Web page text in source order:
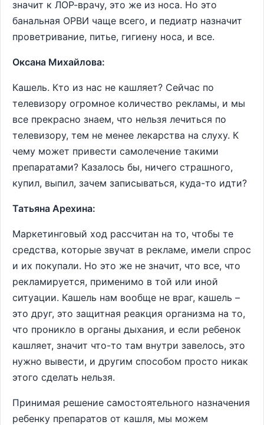
значит к ЛОР-врачу, это же из носа. Но это
банальная ОРВИ чаще всего, и педиатр назначит
проветривание, питье, гигиену носа, и все.
Оксана Михайлова:
Кашель. Кто из нас не кашляет? Сейчас по
телевизору огромное количество рекламы, и мы
все прекрасно знаем, что нельзя лечиться по
телевизору, тем не менее лекарства на слуху. К
чему может привести самолечение такими
препаратами? Казалось бы, ничего страшного,
купил, выпил, зачем записываться, куда-то идти?
Татьяна Арехина:
Маркетинговый ход рассчитан на то, чтобы те
средства, которые звучат в рекламе, имели спрос
и их покупали. Но это же не значит, что все, что
рекламируется, применимо в той или иной
ситуации. Кашель нам вообще не враг, кашель –
это друг, это защитная реакция организма на то,
что проникло в органы дыхания, и если ребенок
кашляет, значит что-то там внутри завелось, это
нужно вывести, и другим способом просто никак
этого сделать нельзя.
Принимая решение самостоятельного назначения
ребенку препаратов от кашля, мы можем